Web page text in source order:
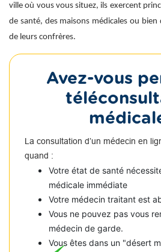
ville où vous vous situez, ils exercent
de santé, des maisons médicales ou bien
de leurs confrères.
Avez-vous
La consultation d’un médecin en
quand :
Votre état de santé
médicale immédiate
Votre médecin traitant est
Vous ne pouvez pas vous
médecin de garde.
Vous êtes dans un "désert